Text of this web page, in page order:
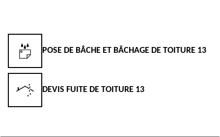
POSE DE BÂCHE ET BÂCHAGE DE TOITURE 13
DEVIS FUITE DE TOITURE 13